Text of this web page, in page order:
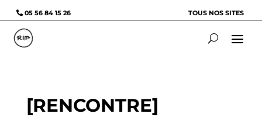
05 56 84 15 26 TOUS NOS SITES
[RENCONTRE]